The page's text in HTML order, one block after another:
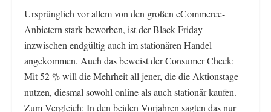
Ursprünglich vor allem von den großen eCommerce-
Anbietern stark beworben, ist der Black Friday
inzwischen endgültig auch im stationären Handel
angekommen. Auch das beweist der Consumer Check:
Mit 52 % will die Mehrheit all jener, die die Aktionstage
nutzen, diesmal sowohl online als auch stationär kaufen.
Zum Vergleich: In den beiden Vorjahren sagten das nur